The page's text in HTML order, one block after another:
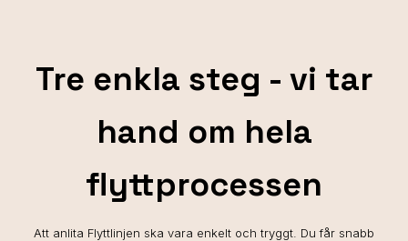
Tre enkla steg - vi tar
hand om hela
flyttprocessen
Att anlita Flyttlinjen ska vara enkelt och tryggt. Du får snabb